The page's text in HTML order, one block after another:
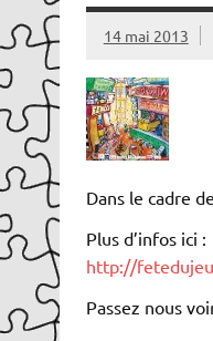
14 mai 2013
Dans le cadre
Plus d’infos ici :
http://
Passez nous